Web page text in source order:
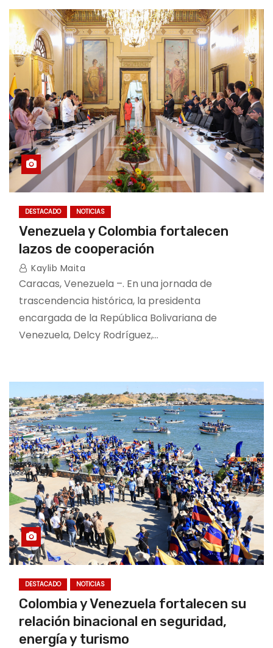
DESTACADO NOTICIAS
Venezuela y Colombia fortalecen
lazos de cooperación
Kaylib Maita
Caracas, Venezuela –. En una jornada de
trascendencia histórica, la presidenta
encargada de la República Bolivariana de
Venezuela, Delcy Rodríguez,…
DESTACADO NOTICIAS
Colombia y Venezuela fortalecen su
relación binacional en seguridad,
energía y turismo